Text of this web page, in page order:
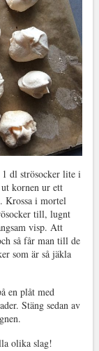
dl strösocker lite i
kornen ur ett
Krossa i mortel
till, lugnt
visp. Att
så får man till de
som är så jäkla
en plåt med
Stäng sedan av
olika slag!